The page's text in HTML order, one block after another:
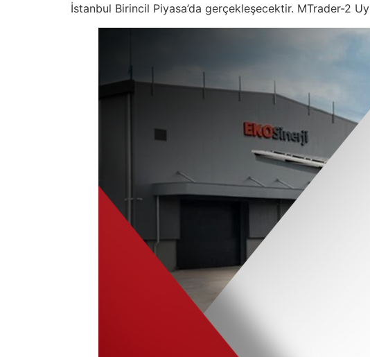
İstanbul Birincil Piyasa’da gerçekleşecektir. MTrader-2